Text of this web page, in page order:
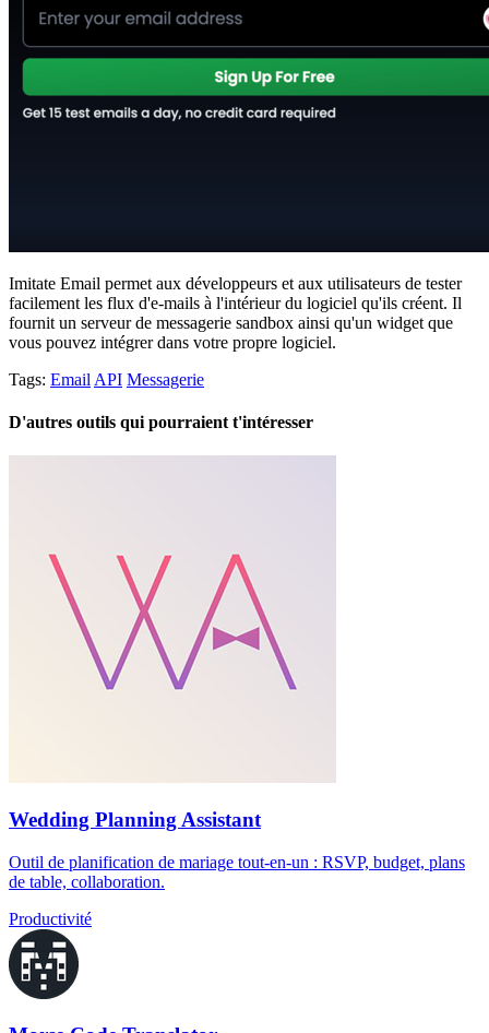
Imitate Email permet aux développeurs et aux utilisateurs de tester
facilement les flux d'e-mails à l'intérieur du logiciel qu'ils créent. Il
fournit un serveur de messagerie sandbox ainsi qu'un widget que
vous pouvez intégrer dans votre propre logiciel.
Tags: Email API Messagerie
D'autres outils qui pourraient t'intéresser
Wedding Planning Assistant
Outil de planification de mariage tout-en-un : RSVP, budget, plans
de table, collaboration.
Productivité